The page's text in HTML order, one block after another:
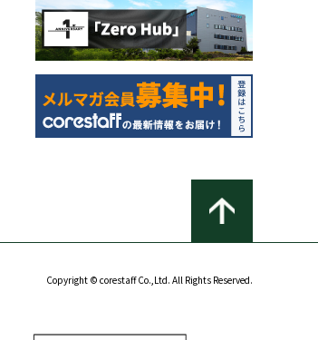
Copyright © corestaff Co.,Ltd. All Rights Reserved.